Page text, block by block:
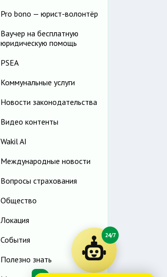
Pro bono — юрист-волонтёр
Ваучер на бесплатную
юридическую помощь
PSEA
Коммунальные услуги
Новости законодательства
Видео контенты
Wakil AI
Международные новости
Вопросы страхования
Общество
Локация
События
Полезно знать
24/7